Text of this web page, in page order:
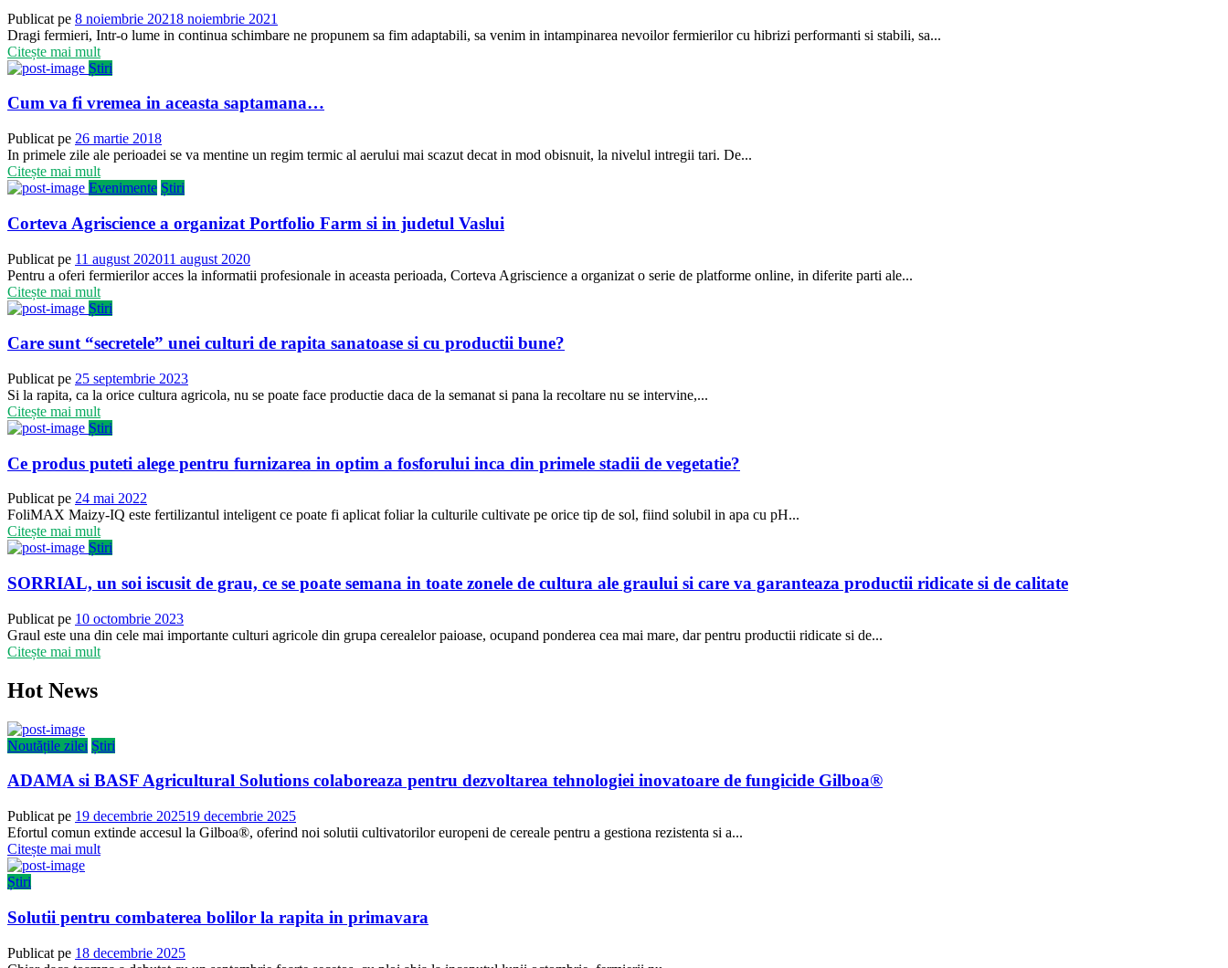
Publicat pe 8 noiembrie 20218 noiembrie 2021
Dragi fermieri, Intr-o lume in continua schimbare ne propunem sa fim adaptabili, sa venim in intampinarea nevoilor fermierilor cu hibrizi performanti si stabili, sa...
Citește mai mult
Știri
Cum va fi vremea in aceasta saptamana…
Publicat pe 26 martie 2018
In primele zile ale perioadei se va mentine un regim termic al aerului mai scazut decat in mod obisnuit, la nivelul intregii tari. De...
Citește mai mult
Evenimente Știri
Corteva Agriscience a organizat Portfolio Farm si in judetul Vaslui
Publicat pe 11 august 202011 august 2020
Pentru a oferi fermierilor acces la informatii profesionale in aceasta perioada, Corteva Agriscience a organizat o serie de platforme online, in diferite parti ale...
Citește mai mult
Știri
Care sunt “secretele” unei culturi de rapita sanatoase si cu productii bune?
Publicat pe 25 septembrie 2023
Si la rapita, ca la orice cultura agricola, nu se poate face productie daca de la semanat si pana la recoltare nu se intervine,...
Citește mai mult
Știri
Ce produs puteti alege pentru furnizarea in optim a fosforului inca din primele stadii de vegetatie?
Publicat pe 24 mai 2022
FoliMAX Maizy-IQ este fertilizantul inteligent ce poate fi aplicat foliar la culturile cultivate pe orice tip de sol, fiind solubil in apa cu pH...
Citește mai mult
Știri
SORRIAL, un soi iscusit de grau, ce se poate semana in toate zonele de cultura ale graului si care va garanteaza productii ridicate si de calitate
Publicat pe 10 octombrie 2023
Graul este una din cele mai importante culturi agricole din grupa cerealelor paioase, ocupand ponderea cea mai mare, dar pentru productii ridicate si de...
Citește mai mult
Hot News
Noutățile zilei Știri
ADAMA si BASF Agricultural Solutions colaboreaza pentru dezvoltarea tehnologiei inovatoare de fungicide Gilboa®
Publicat pe 19 decembrie 202519 decembrie 2025
Efortul comun extinde accesul la Gilboa®, oferind noi solutii cultivatorilor europeni de cereale pentru a gestiona rezistenta si a...
Citește mai mult
Știri
Solutii pentru combaterea bolilor la rapita in primavara
Publicat pe 18 decembrie 2025